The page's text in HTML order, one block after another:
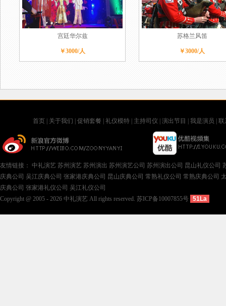
宫廷华尔兹
￥3000/人
苏格兰风笛
￥3000/人
首页| 关于我们 促销套餐 礼仪模特| 主持司仪 演出节目 我是演员 联
友情链接： 中礼演艺 苏州演艺 苏州演出 苏州演艺公司 苏州演出公司 昆山礼仪公司
庆典公司 吴江庆典公司 张家港庆典公司 昆山庆典公司 常熟礼仪公司 常熟庆典公司
庆典公司 张家港礼仪公司 吴江礼仪公司
Copyright @ 2005 - 2026 中礼演艺 All rights reserved. 苏ICP备10007855号 51La